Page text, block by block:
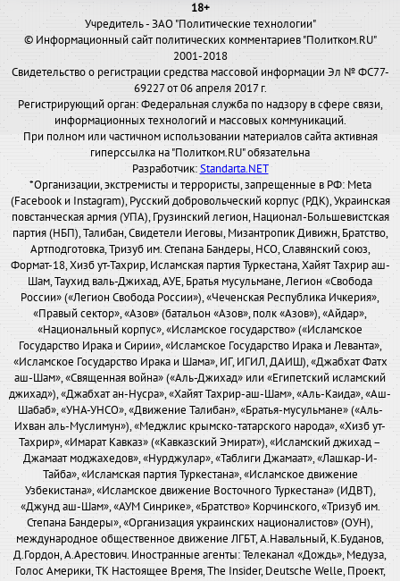
18+
Учредитель - ЗАО "Политические технологии"
© Информационный сайт политических комментариев "Политком.RU"
2001-2018
Свидетельство о регистрации средства массовой информации Эл № ФС77-
69227 от 06 апреля 2017 г.
Регистрирующий орган: Федеральная служба по надзору в сфере связи,
информационных технологий и массовых коммуникаций.
При полном или частичном использовании материалов сайта активная
гиперссылка на "Политком.RU" обязательна
Разработчик:Standarta.NET
*Организации, экстремисты и террористы, запрещенные в РФ: Meta
(Facebook и Instagram), Русский добровольческий корпус (РДК), Украинская
повстанческая армия (УПА), Грузинский легион, Национал-Большевистская
партия (НБП), Талибан, Свидетели Иеговы, Мизантропик Дивижн, Братство,
Артподготовка, Тризуб им. Степана Бандеры, НСО, Славянский союз,
Формат-18, Хизб ут-Тахрир, Исламская партия Туркестана, Хайят Тахрир аш-
Шам, Таухид валь-Джихад, АУЕ, Братья мусульмане, Легион «Свобода
России» («Легион Свобода России»), «Чеченская Республика Ичкерия»,
«Правый сектор», «Азов» (батальон «Азов», полк «Азов»), «Айдар»,
«Национальный корпус», «Исламское государство» («Исламское
Государство Ирака и Сирии», «Исламское Государство Ирака и Леванта»,
«Исламское Государство Ирака и Шама», ИГ, ИГИЛ, ДАИШ), «Джабхат Фатх
аш-Шам», «Священная война» («Аль-Джихад» или «Египетский исламский
джихад»), «Джабхат ан-Нусра», «Хайят Тахрир-аш-Шам», «Аль-Каида», «Аш-
Шабаб», «УНА-УНСО», «Движение Талибан», «Братья-мусульмане» («Аль-
Ихван аль-Муслимун»), «Меджлис крымско-татарского народа», «Хизб ут-
Тахрир», «Имарат Кавказ» («Кавказский Эмират»), «Исламский джихад –
Джамаат моджахедов», «Нурджулар», «Таблиги Джамаат», «Лашкар-И-
Тайба», «Исламская партия Туркестана», «Исламское движение
Узбекистана», «Исламское движение Восточного Туркестана» (ИДВТ),
«Джунд аш-Шам», «АУМ Синрике», «Братство» Корчинского, «Тризуб им.
Степана Бандеры», «Организация украинских националистов» (ОУН),
международное общественное движение ЛГБТ, А.Навальный, К.Буданов,
Д.Гордон, А.Арестович. Иностранные агенты: Телеканал «Дождь», Медуза,
Голос Америки, ТК Настоящее Время, The Insider, Deutsche Welle, Проект,